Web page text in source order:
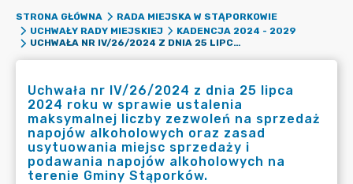
STRONA GŁÓWNA
RADA MIEJSKA W STĄPORKOWIE
UCHWAŁY RADY MIEJSKIEJ
KADENCJA 2024 - 2029
UCHWAŁA NR IV/26/2024 Z DNIA 25 LIPCA 2024 ROKU W SPRAWIE USTALENIA MAKSYMALNEJ LICZBY ZEZWOLEŃ NA SPRZEDAŻ NAPOJÓW ALKOHOLOWYCH ORAZ ZASAD USYTUOWANIA MIEJSC SPRZEDAŻY I PODAWANIA NAPOJÓW ALKOHOLOWYCH NA TERENIE GMINY STĄPORKÓW.
Uchwała nr IV/26/2024 z dnia 25 lipca
2024 roku w sprawie ustalenia
maksymalnej liczby zezwoleń na sprzedaż
napojów alkoholowych oraz zasad
usytuowania miejsc sprzedaży i
podawania napojów alkoholowych na
terenie Gminy Stąporków.